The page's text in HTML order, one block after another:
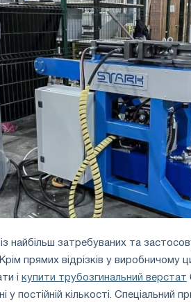
найбільш затребуваних та
прямих відрізків у виробничому
і купити трубозгинальний верстат
у постійній кількості. Спеціальний